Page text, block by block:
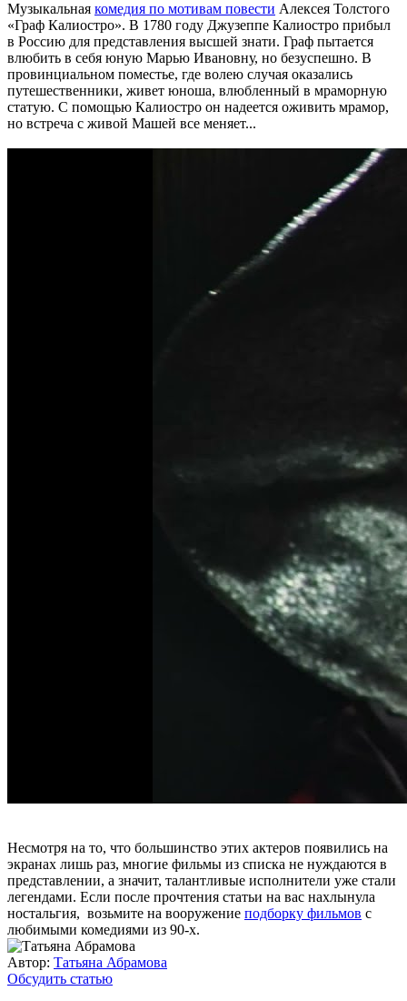
Музыкальная комедия по мотивам повести Алексея Толстого
«Граф Калиостро». В 1780 году Джузеппе Калиостро прибыл
в Россию для представления высшей знати. Граф пытается
влюбить в себя юную Марью Ивановну, но безуспешно. В
провинциальном поместье, где волею случая оказались
путешественники, живет юноша, влюбленный в мраморную
статую. С помощью Калиостро он надеется оживить мрамор,
но встреча с живой Машей все меняет...
Несмотря на то, что большинство этих актеров появились на
экранах лишь раз, многие фильмы из списка не нуждаются в
представлении, а значит, талантливые исполнители уже стали
легендами. Если после прочтения статьи на вас нахлынула
ностальгия, возьмите на вооружение подборку фильмов с
любимыми комедиями из 90-х.
Автор: Татьяна Абрамова
Обсудить статью